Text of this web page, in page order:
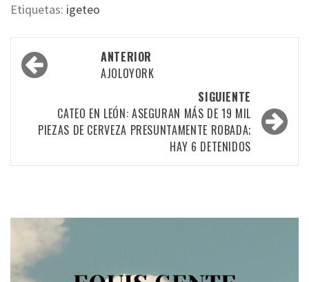
Etiquetas: igeteo
Navegación
por
entradas
ANTERIOR
AJOLOYORK
SIGUIENTE
CATEO EN LEÓN: ASEGURAN MÁS DE 19 MIL
PIEZAS DE CERVEZA PRESUNTAMENTE ROBADA;
HAY 6 DETENIDOS